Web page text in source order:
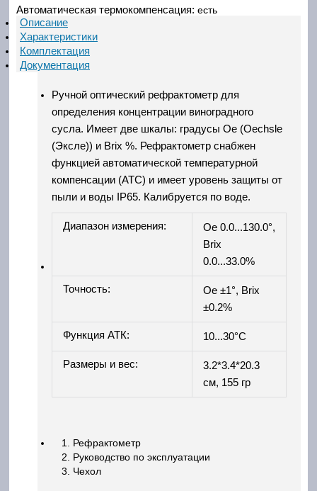
Автоматическая термокомпенсация: есть
Описание
Характеристики
Комплектация
Документация
Ручной оптический рефрактометр для
определения концентрации виноградного
сусла. Имеет две шкалы: градусы Oe (Oechsle
(Эксле)) и Brix %. Рефрактометр снабжен
функцией автоматической температурной
компенсации (ATC) и имеет уровень защиты от
пыли и воды IP65. Калибруется по воде.
Диапазон измерения:
Oe 0.0...130.0°,
Brix
0.0...33.0%
Точность:
Oe ±1°, Brix
±0.2%
Функция АТК: 10...30°C
Размеры и вес:
3.2*3.4*20.3
см, 155 гр
Рефрактометр
Руководство по эксплуатации
Чехол